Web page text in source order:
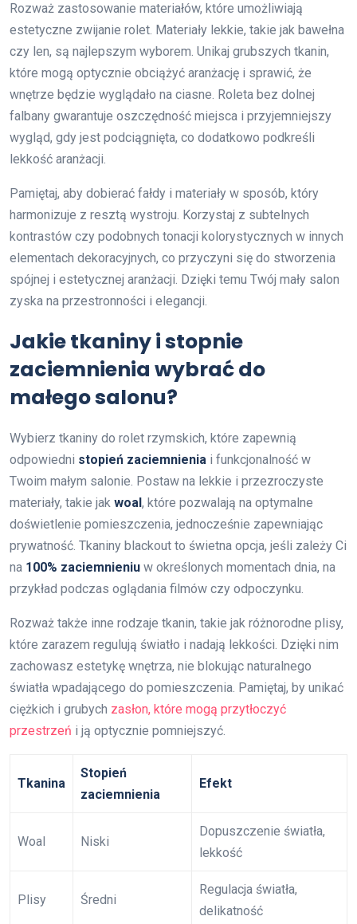
Rozważ zastosowanie materiałów, które umożliwiają
estetyczne zwijanie rolet. Materiały lekkie, takie jak bawełna
czy len, są najlepszym wyborem. Unikaj grubszych tkanin,
które mogą optycznie obciążyć aranżację i sprawić, że
wnętrze będzie wyglądało na ciasne. Roleta bez dolnej
falbany gwarantuje oszczędność miejsca i przyjemniejszy
wygląd, gdy jest podciągnięta, co dodatkowo podkreśli
lekkość aranżacji.
Pamiętaj, aby dobierać fałdy i materiały w sposób, który
harmonizuje z resztą wystroju. Korzystaj z subtelnych
kontrastów czy podobnych tonacji kolorystycznych w innych
elementach dekoracyjnych, co przyczyni się do stworzenia
spójnej i estetycznej aranżacji. Dzięki temu Twój mały salon
zyska na przestronności i elegancji.
Jakie tkaniny i stopnie
zaciemnienia wybrać do
małego salonu?
Wybierz tkaniny do rolet rzymskich, które zapewnią
odpowiedni stopień zaciemnienia i funkcjonalność w
Twoim małym salonie. Postaw na lekkie i przezroczyste
materiały, takie jak woal , które pozwalają na optymalne
doświetlenie pomieszczenia, jednocześnie zapewniając
prywatność. Tkaniny blackout to świetna opcja, jeśli zależy Ci
na 100% zaciemnieniu w określonych momentach dnia, na
przykład podczas oglądania filmów czy odpoczynku.
Rozważ także inne rodzaje tkanin, takie jak różnorodne plisy,
które zarazem regulują światło i nadają lekkości. Dzięki nim
zachowasz estetykę wnętrza, nie blokując naturalnego
światła wpadającego do pomieszczenia. Pamiętaj, by unikać
ciężkich i grubych zasłon, które mogą przytłoczyć
przestrzeń i ją optycznie pomniejszyć.
Tkanina
Stopień
zaciemnienia
Efekt
Woal Niski
Dopuszczenie światła,
lekkość
Plisy Średni
Regulacja światła,
delikatność